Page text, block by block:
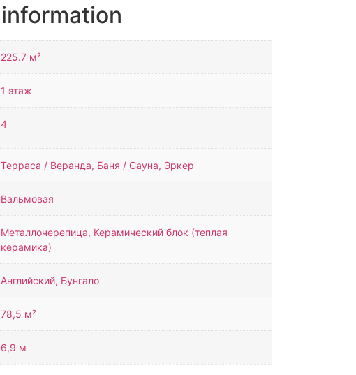
225.7 м²
1 этаж
4
Терраса / Веранда, Баня / Сауна, Эркер
Вальмовая
Металлочерепица, Керамический блок (теплая
керамика)
Английский, Бунгало
78,5 м²
6,9 м